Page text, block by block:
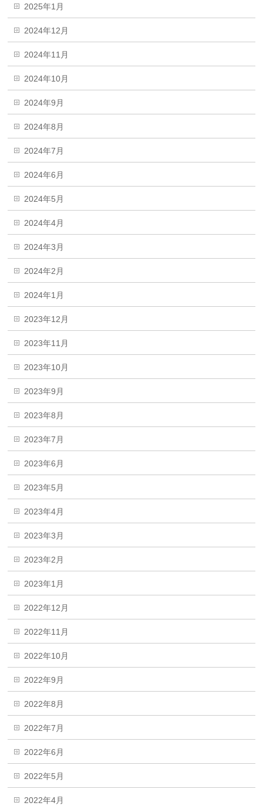
2025年1月
2024年12月
2024年11月
2024年10月
2024年9月
2024年8月
2024年7月
2024年6月
2024年5月
2024年4月
2024年3月
2024年2月
2024年1月
2023年12月
2023年11月
2023年10月
2023年9月
2023年8月
2023年7月
2023年6月
2023年5月
2023年4月
2023年3月
2023年2月
2023年1月
2022年12月
2022年11月
2022年10月
2022年9月
2022年8月
2022年7月
2022年6月
2022年5月
2022年4月